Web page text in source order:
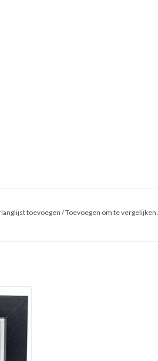
toevoegen /Toevoegen om te vergelijken